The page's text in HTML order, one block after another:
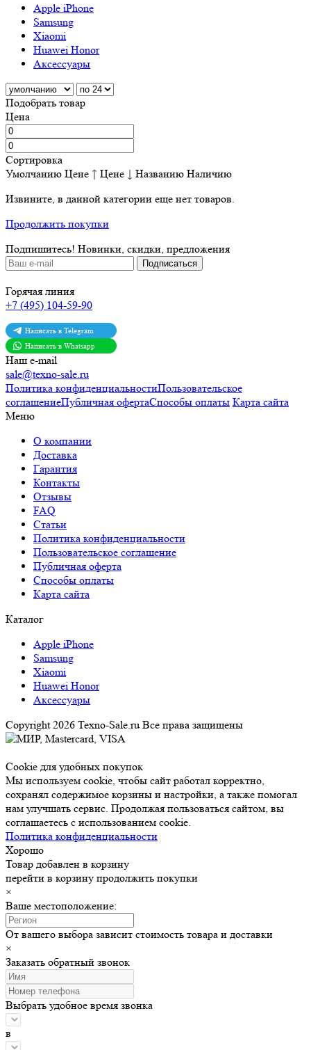
Apple iPhone
Samsung
Xiaomi
Huawei Honor
Аксессуары
Подобрать товар
Цена
Сортировка
Умолчанию Цене ↑ Цене ↓ Названию Наличию
Извините, в данной категории еще нет товаров.
Продолжить покупки
Подпишитесь! Новинки, скидки, предложения
Горячая линия
+7 (495) 104-59-90
Написать в Telegram
Написать в Whatsapp
Наш e-mail
sale@texno-sale.ru
Политика конфиденциальностиПользовательское
соглашениеПубличная офертаСпособы оплаты Карта сайта
Меню
О компании
Доставка
Гарантия
Контакты
Отзывы
FAQ
Статьи
Политика конфиденциальности
Пользовательское соглашение
Публичная оферта
Способы оплаты
Карта сайта
Каталог
Apple iPhone
Samsung
Xiaomi
Huawei Honor
Аксессуары
Copyright 2026 Texno-Sale.ru Все права защищены
Cookie для удобных покупок
Мы используем cookie, чтобы сайт работал корректно,
сохранял содержимое корзины и настройки, а также помогал
нам улучшать сервис. Продолжая пользоваться сайтом, вы
соглашаетесь с использованием cookie.
Политика конфиденциальности
Хорошо
Товар добавлен в корзину
перейти в корзину продолжить покупки
×
Ваше местоположение:
От вашего выбора зависит стоимость товара и доставки
×
Заказать обратный звонок
Выбрать удобное время звонка
в